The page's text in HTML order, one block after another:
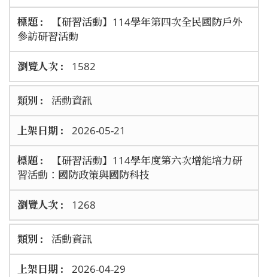
【研習活動】114學年第四次全民國防戶外
參訪研習活動
1582
活動資訊
2026-05-21
【研習活動】114學年度第六次增能培力研
習活動：國防政策與國防科技
1268
活動資訊
2026-04-29